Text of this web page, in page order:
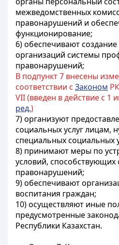
межведомственных
правонарушений и
функционирование;
6) обеспечивают
организаций системы
правонарушений;
В подпункт 7 внесены
соответствии с Законом
VII (введен в действие с 1
ред.)
7) организуют
социальных услуг лицам,
специальных социальных
8) принимают меры по
условий,
правонарушений;
9) обеспечивают
воспитания граждан;
10) осуществляют иные
предусмотренные
Республики Казахстан.